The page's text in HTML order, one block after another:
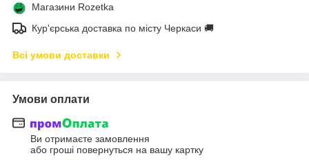
Магазини Rozetka
Кур'єрська доставка по місту Черкаси 🚚
Всі умови доставки
Умови оплати
Ви отримаєте замовлення
або гроші повернуться на вашу картку